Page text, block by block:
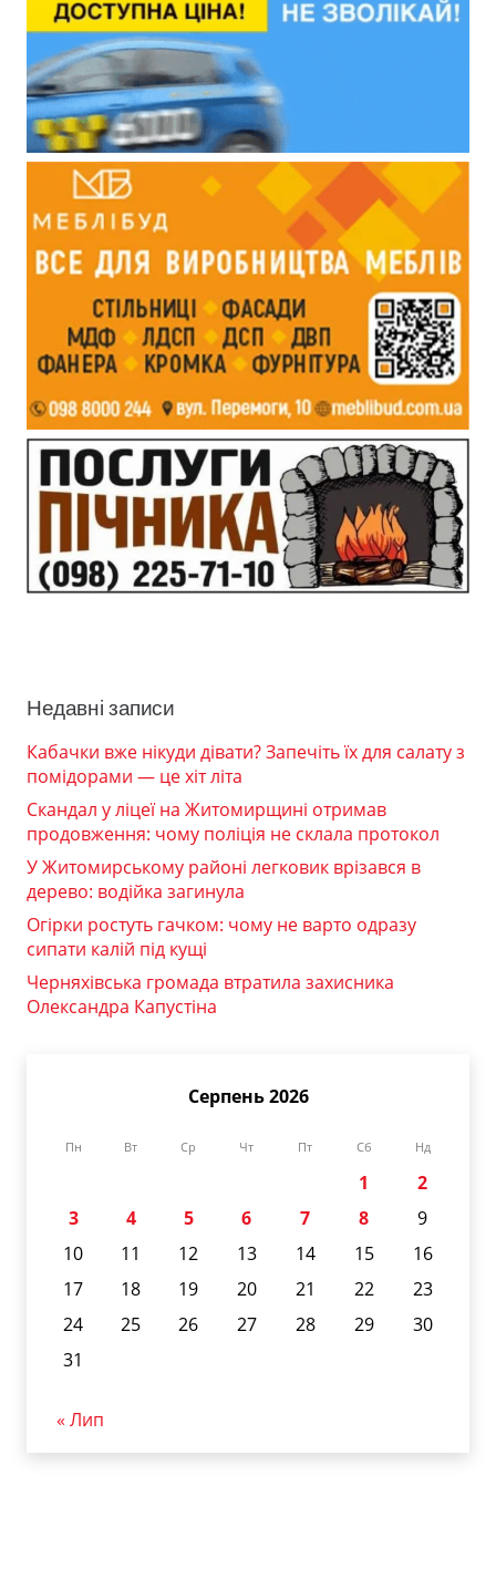
Недавні записи
Кабачки вже нікуди дівати? Запечіть їх для салату з
помідорами — це хіт літа
Скандал у ліцеї на Житомирщині отримав
продовження: чому поліція не склала протокол
У Житомирському районі легковик врізався в
дерево: водійка загинула
Огірки ростуть гачком: чому не варто одразу
сипати калій під кущі
Черняхівська громада втратила захисника
Олександра Капустіна
Серпень 2026
Пн Вт Ср Чт Пт Сб Нд
1
2
3
4 5 6 7 8
9
10
11 12 13 14 15
16
17
18 19 20 21 22
23
24
25 26 27 28 29
30
31
« Лип